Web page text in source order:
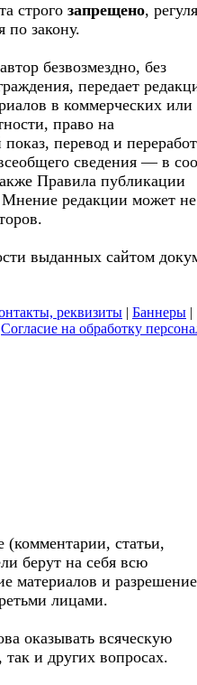
строго запрещено,
по закону.
безвозмездно, без
передает
в коммерческих или
право на
перевод и
сведения — в
Правила публикации
Мнение редакции может не
выданных сайтом
реквизиты | Баннеры |
Согласие на обработку
(комментарии, статьи,
берут на себя всю
материалов и разрешение
лицами.
оказывать всяческую
и других вопросах.